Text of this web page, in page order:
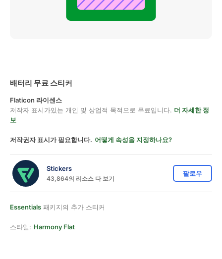
배터리 무료 스티커
Flaticon 라이센스
저작자 표시가있는 개인 및 상업적 목적으로 무료입니다. 더 자세한 정
보
저작권자 표시가 필요합니다. 어떻게 속성을 지정하나요?
Stickers
43,864의 리소스 다 보기
팔로우
Essentials 패키지의 추가 스티커
스타일: Harmony Flat